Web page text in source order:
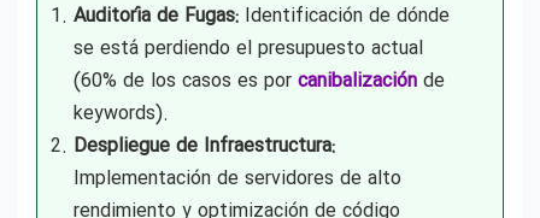
Auditoría de Fugas: Identificación de dónde
se está perdiendo el presupuesto actual
(60% de los casos es por canibalización de
keywords).
Despliegue de Infraestructura:
Implementación de servidores de alto
rendimiento y optimización de código